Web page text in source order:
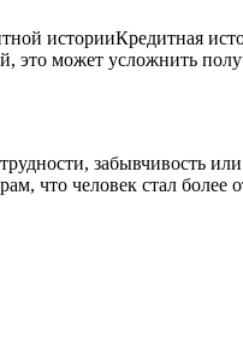
Кредитная
это может усложнить
забывчивость
что человек стал